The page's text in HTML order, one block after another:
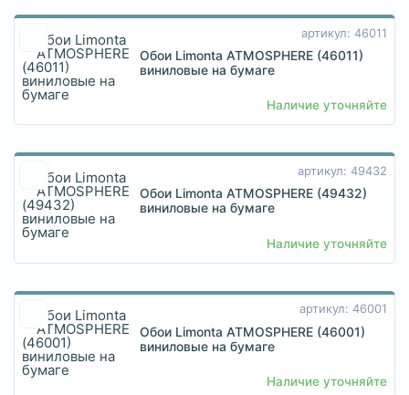
артикул: 46011
Обои Limonta ATMOSPHERE (46011)
виниловые на бумаге
Наличие уточняйте
артикул: 49432
Обои Limonta ATMOSPHERE (49432)
виниловые на бумаге
Наличие уточняйте
артикул: 46001
Обои Limonta ATMOSPHERE (46001)
виниловые на бумаге
Наличие уточняйте